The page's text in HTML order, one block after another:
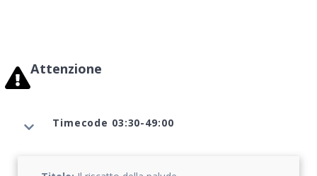
Attenzione
Timecode 03:30-49:00